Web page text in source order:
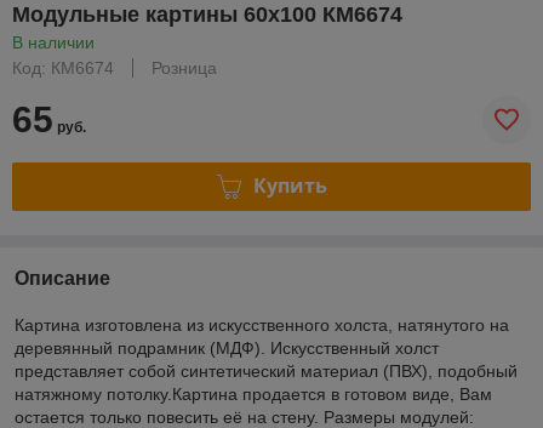
Модульные картины 60x100 КМ6674
В наличии
Код: КМ6674
Розница
65 руб.
Купить
Описание
Картина изготовлена из искусственного холста, натянутого на
деревянный подрамник (МДФ). Искусственный холст
представляет собой синтетический материал (ПВХ), подобный
натяжному потолку.Картина продается в готовом виде, Вам
остается только повесить её на стену. Размеры модулей: